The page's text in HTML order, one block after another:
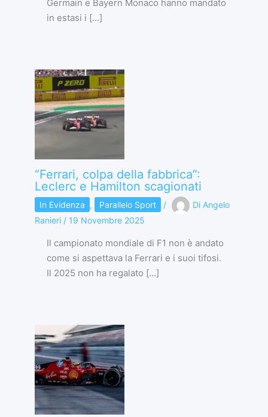
Germain e Bayern Monaco hanno mandato
in estasi i […]
“Ferrari, colpa della fabbrica”:
Leclerc e Hamilton scagionati
In Evidenza , Parallelo Sport / Di Angelo
Ranieri / 19 Novembre 2025
Il campionato mondiale di F1 non è andato
come si aspettava la Ferrari e i suoi tifosi.
Il 2025 non ha regalato […]